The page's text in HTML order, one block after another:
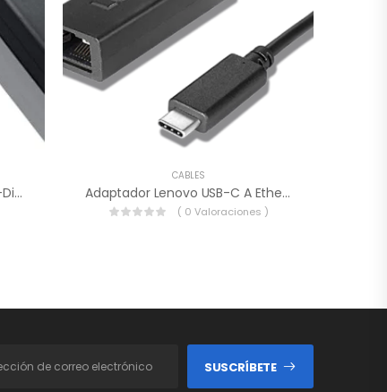
Cable Adaptador Lenovo Mini-DisplayPort A VGA.
CABLES
Adaptador Lenovo USB-C A Ethernet – 4X90S91831.
( 0 Valoraciones )
SUSCRÍBETE